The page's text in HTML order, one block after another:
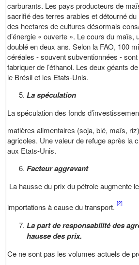
carburants. Les pays producteurs de
sacrifié des terres arables et détourné
des hectares de cultures désormais
d’énergie « ouverte ». Le cours du maïs,
doublé en deux ans. Selon la FAO, 100
céréales - souvent subventionnées -
fabriquer de l’éthanol. Les deux géants
le Brésil et les Etats-Unis.
La spéculation
La spéculation des fonds
matières alimentaires (soja, blé, maïs,
agricoles. Une valeur de refuge après la
aux Etats-Unis.
Facteur aggravant
La hausse du prix du pétrole augmente
importations à cause du transport.[2]
La part de responsabilité des
hausse des prix.
Ce ne sont pas les volumes actuels de